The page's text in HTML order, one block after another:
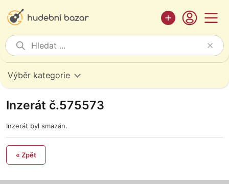
Výběr kategorie
Inzerát č.575573
Inzerát byl smazán.
« Zpět